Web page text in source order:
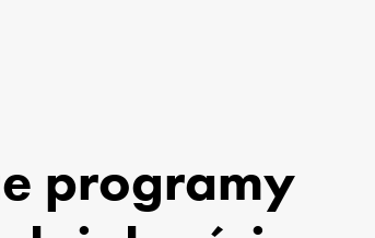
programy